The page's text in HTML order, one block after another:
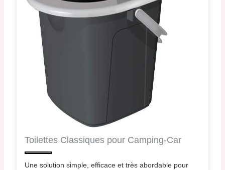
Toilettes Classiques pour Camping-Car
Une solution simple, efficace et très abordable pour